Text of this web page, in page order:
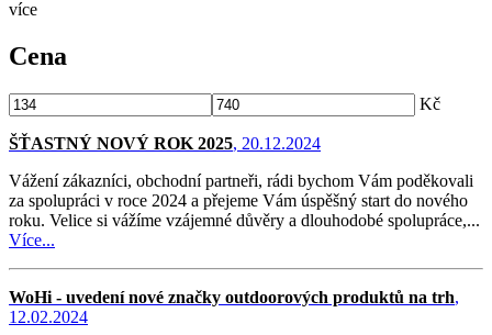
více
Cena
Kč
ŠŤASTNÝ NOVÝ ROK 2025, 20.12.2024
Vážení zákazníci, obchodní partneři, rádi bychom Vám poděkovali
za spolupráci v roce 2024 a přejeme Vám úspěšný start do nového
roku. Velice si vážíme vzájemné důvěry a dlouhodobé spolupráce,...
Více...
WoHi - uvedení nové značky outdoorových produktů na trh,
12.02.2024